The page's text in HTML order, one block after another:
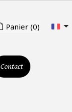
Panier (0) 
Contact